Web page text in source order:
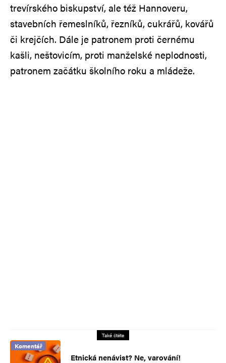
trevírského biskupství, ale též Hannoveru,
stavebních řemeslníků, řezníků, cukrářů, kovářů
či krejčích. Dále je patronem proti černému
kašli, neštovicím, proti manželské neplodnosti,
patronem začátku školního roku a mládeže.
Také čtěte
Komentář
Etnická nenávist? Ne, varování!